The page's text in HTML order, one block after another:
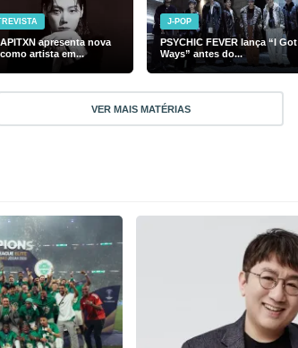
apresenta nova
artista em...
J-POP
PSYCHIC FEVER lança “I Got
Ways” antes do...
VER MAIS MATÉRIAS